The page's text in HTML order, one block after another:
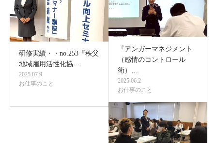
研修実績・・no.253『秩父
地域雇用活性化協…
2025.07.9
お仕事のこと
『アンガーマネジメント
（感情のコントロール
術）…
2025.06.2
お仕事のこと